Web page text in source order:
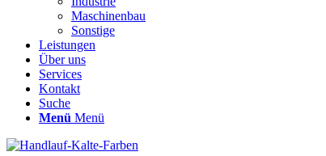
Maschinenbau
Sonstige
Leistungen
Über uns
Services
Kontakt
Suche
Menü Menü